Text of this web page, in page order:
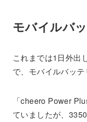
モバイルバ
これまでは1日外出
で、モバイルバッテ
「cheero Power
ていましたが、